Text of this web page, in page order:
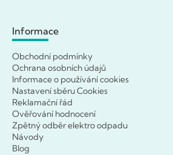
Informace
Obchodní podmínky
Ochrana osobních údajů
Informace o používání cookies
Nastavení sběru Cookies
Reklamační řád
Ověřování hodnocení
Zpětný odběr elektro odpadu
Návody
Blog